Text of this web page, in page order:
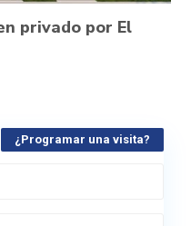
privado por El
¿Programar una visita?